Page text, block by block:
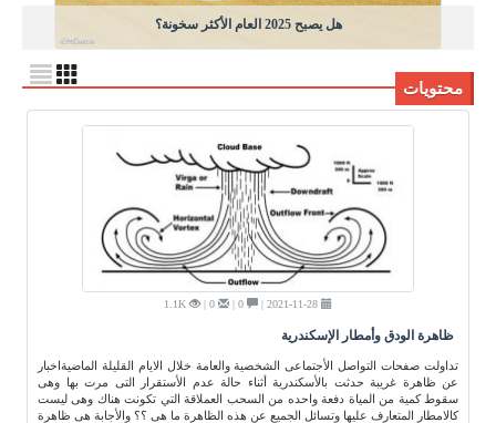
هل يصبح 2025 العام الأكثر سخونة؟
محتويات
1.1K
ظاهرة الودق وأمطار الإسكندرية
تداولت صفحات التواصل الأجتماعى الشخصية والعامة خلال الايام القليلة الماضيةاخبار
عن ظاهرة غريبة حدثت بالأسكندرية أثناء حالة عدم الأستقرار التى مرت بها وهى
سقوط كمية من المياة دفعة واحده من السحب العملاقة التي تكونت هناك وهى ليست
كالامطار المتعارف عليها وتسائل الجميع عن هذه الظاهرة ما هى ؟؟ والأجابة هى ظاهرة